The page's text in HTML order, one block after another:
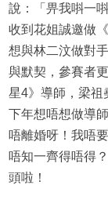
說：「畀我唞一
收到花姐誠邀做
想與林二汶做對
與默契，參賽者
星4》導師，梁祖
下年想唔想做導
唔離婚呀！我唔
唔知一齊得唔得
頭啦！